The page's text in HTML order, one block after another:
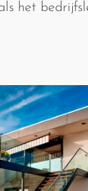
het